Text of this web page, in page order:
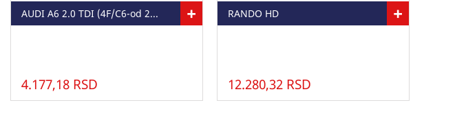
AUDI A6 2.0 TDI (4F/C6-od 2008g) - WIXSET 24A +
4.177,18 RSD
RANDO HD +
12.280,32 RSD